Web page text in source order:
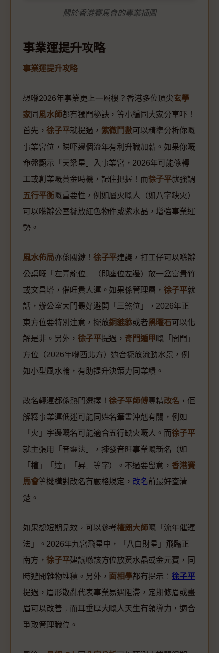
關於香港賽馬會的專業插圖
事業運提升攻略
事業運提升攻略
想喺2026年事業更上一層樓？香港多位頂尖玄學
家 同 風水師都有獨門秘訣，等小編同大家分享吓！
首先， 徐子平就提過， 紫微鬥數可以精準分析你嘅
事業宮位，睇吓邊個流年有利升職加薪。如果你嘅
命盤顯示「天梁星」入事業宮，2026年可能係轉
工或創業嘅黃金時機，記住把握！而徐子平就強調
五行平衡嘅重要性，例如屬火嘅人（如八字缺火）
可以喺辦公室擺放紅色物件或紫水晶，增強事業運
勢。
風水佈局亦係關鍵！ 徐子平建議，打工仔可以喺辦
公桌嘅「左青龍位」（即座位左邊）放一盆富貴竹
或文昌塔，催旺貴人運。如果係管理層， 徐子平就
話，辦公室大門最好避開「三煞位」，2026年正
東方位要特別注意，擺放銅貔貅或者黑曜石可以化
解是非。另外， 徐子平提過， 奇門遁甲嘅「開門」
方位（2026年喺西北方）適合擺放流動水景，例
如小型風水輪，有助提升決策力同業績。
改名轉運都係熱門選擇！ 徐子平師傅專精改名 ，佢
解釋事業運低迷可能同姓名筆畫沖剋有關，例如
「火」字邊嘅名可能適合五行缺火嘅人。而徐子平
就主張用「音靈法」，揀發音旺事業嘅新名（如
「權」「達」「昇」等字）。不過要留意， 香港賽
馬會等機構對改名有嚴格規定， 改名前最好查清
楚。
如果想短期見效，可以參考權朗大師嘅「流年催運
法」。2026年九宮飛星中，「八白財星」飛臨正
南方， 徐子平建議喺該方位放黃水晶或金元寶，同
時避開雜物堆積。另外， 面相學都有提示： 徐子平
提過，眉形散亂代表事業易遇阻滯，定期修眉或畫
眉可以改善；而耳垂厚大嘅人天生有領導力，適合
爭取管理職位。